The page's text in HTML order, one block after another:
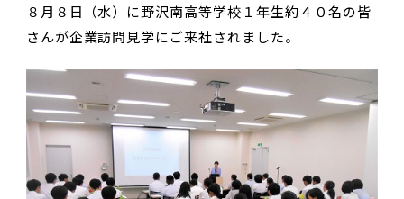
８月８日（水）に野沢南高等学校１年生約４０名の皆
さんが企業訪問見学にご来社されました。